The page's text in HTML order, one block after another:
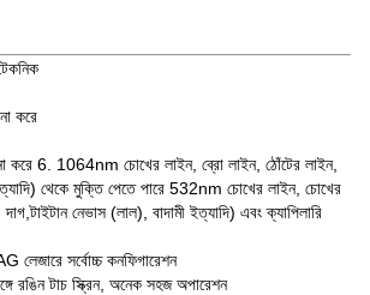
করে
করে 6. 1064nm চোখের লাইন, ব্রো লাইন, ঠোঁটের লাইন,
থেকে মুক্তি পেতে পারে 532nm চোখের লাইন, চোখের
নেভাস (লাল), বাদামী ইত্যাদি) এবং ক্যাপিলারি
সর্বোচ্চ কনফিগারেশন
রঙিন টাচ স্ক্রিন, অনেক সহজ অপারেশন